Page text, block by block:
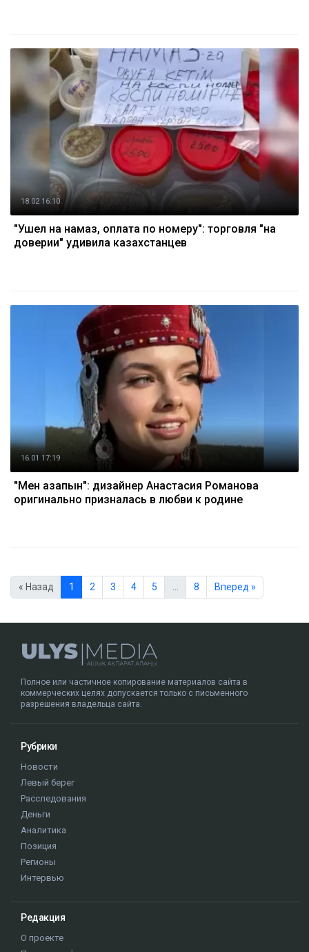
18.02 16:10
"Ушел на намаз, оплата по номеру": торговля "на
доверии" удивила казахстанцев
16.01 17:19
"Мен қазақпын": дизайнер Анастасия Романова
оригинально призналась в любви к родине
« Назад 1 2 3 4 5 … 8 Вперед »
Полное или частичное копирование материалов сайта в
коммерческих целях допускается только с письменного
разрешения владельца сайта.
Рубрики
Новости
Левый берег
Расследования
Деньги
Аналитика
Позиция
Регионы
Интервью
Редакция
О проекте